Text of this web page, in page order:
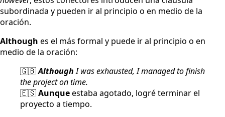
subordinada y pueden ir al principio o en medio de la
oración.
Although es el más formal y puede ir al principio o en
medio de la oración:
🇬🇧AlthoughI was exhausted, I managed to finish
the project on time.
🇪🇸Aunqueestaba agotado, logré terminar el
proyecto a tiempo.